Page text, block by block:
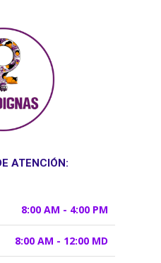
ATENCIÓN:
8:00 AM - 4:00 PM
8:00 AM - 12:00 MD